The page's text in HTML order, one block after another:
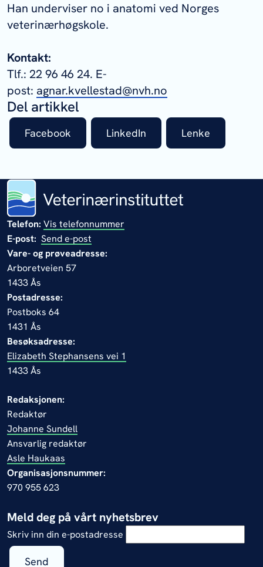
Han underviser no i anatomi ved Norges
veterinærhøgskole.
Kontakt:
Tlf.: 22 96 46 24. E-
post: agnar.kvellestad@nvh.no
Del artikkel
Facebook LinkedIn Lenke
Telefon: Vis telefonnummer
E-post: Send e-post
Vare- og prøveadresse:
Arboretveien 57
1433 Ås
Postadresse:
Postboks 64
1431 Ås
Besøksadresse:
Elizabeth Stephansens vei 1
1433 Ås
Redaksjonen:
Redaktør
Johanne Sundell
Ansvarlig redaktør
Asle Haukaas
Organisasjonsnummer:
970 955 623
Meld deg på vårt nyhetsbrev
Skriv inn din e-postadresse
Send